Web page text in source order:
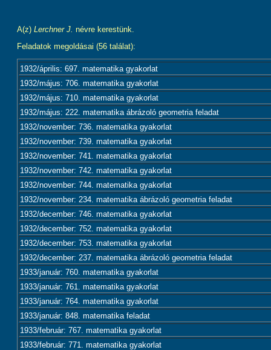
A(z) Lerchner J. névre kerestünk.
Feladatok megoldásai (56 találat):
1932/április: 697. matematika gyakorlat
1932/május: 706. matematika gyakorlat
1932/május: 710. matematika gyakorlat
1932/május: 222. matematika ábrázoló geometria feladat
1932/november: 736. matematika gyakorlat
1932/november: 739. matematika gyakorlat
1932/november: 741. matematika gyakorlat
1932/november: 742. matematika gyakorlat
1932/november: 744. matematika gyakorlat
1932/november: 234. matematika ábrázoló geometria feladat
1932/december: 746. matematika gyakorlat
1932/december: 752. matematika gyakorlat
1932/december: 753. matematika gyakorlat
1932/december: 237. matematika ábrázoló geometria feladat
1933/január: 760. matematika gyakorlat
1933/január: 761. matematika gyakorlat
1933/január: 764. matematika gyakorlat
1933/január: 848. matematika feladat
1933/február: 767. matematika gyakorlat
1933/február: 771. matematika gyakorlat